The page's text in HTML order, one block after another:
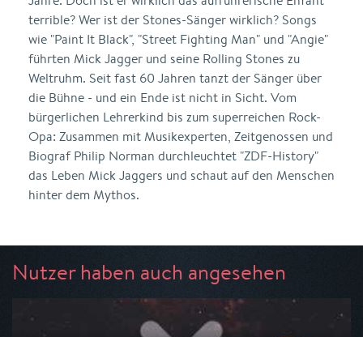
terrible? Wer ist der Stones-Sänger wirklich? Songs
wie "Paint It Black", "Street Fighting Man" und "Angie"
führten Mick Jagger und seine Rolling Stones zu
Weltruhm. Seit fast 60 Jahren tanzt der Sänger über
die Bühne - und ein Ende ist nicht in Sicht. Vom
bürgerlichen Lehrerkind bis zum superreichen Rock-
Opa: Zusammen mit Musikexperten, Zeitgenossen und
Biograf Philip Norman durchleuchtet "ZDF-History"
das Leben Mick Jaggers und schaut auf den Menschen
hinter dem Mythos.
Nutzer haben auch angesehen